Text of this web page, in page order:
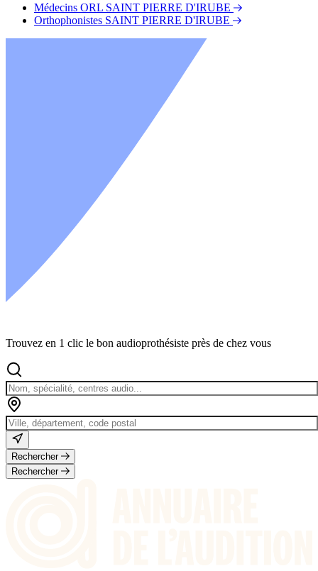
Médecins ORL SAINT PIERRE D'IRUBE
Orthophonistes SAINT PIERRE D'IRUBE
Trouvez en 1 clic le bon audioprothésiste près de chez vous
Rechercher
Rechercher